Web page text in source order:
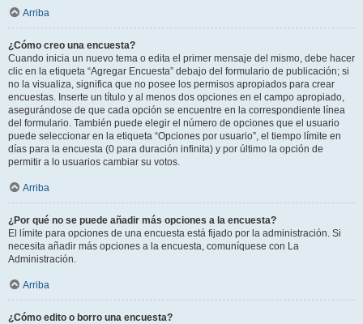
Arriba
¿Cómo creo una encuesta?
Cuando inicia un nuevo tema o edita el primer mensaje del mismo, debe hacer
clic en la etiqueta “Agregar Encuesta” debajo del formulario de publicación; si
no la visualiza, significa que no posee los permisos apropiados para crear
encuestas. Inserte un título y al menos dos opciones en el campo apropiado,
asegurándose de que cada opción se encuentre en la correspondiente línea
del formulario. También puede elegir el número de opciones que el usuario
puede seleccionar en la etiqueta “Opciones por usuario”, el tiempo límite en
días para la encuesta (0 para duración infinita) y por último la opción de
permitir a lo usuarios cambiar su votos.
Arriba
¿Por qué no se puede añadir más opciones a la encuesta?
El límite para opciones de una encuesta está fijado por la administración. Si
necesita añadir más opciones a la encuesta, comuníquese con La
Administración.
Arriba
¿Cómo edito o borro una encuesta?